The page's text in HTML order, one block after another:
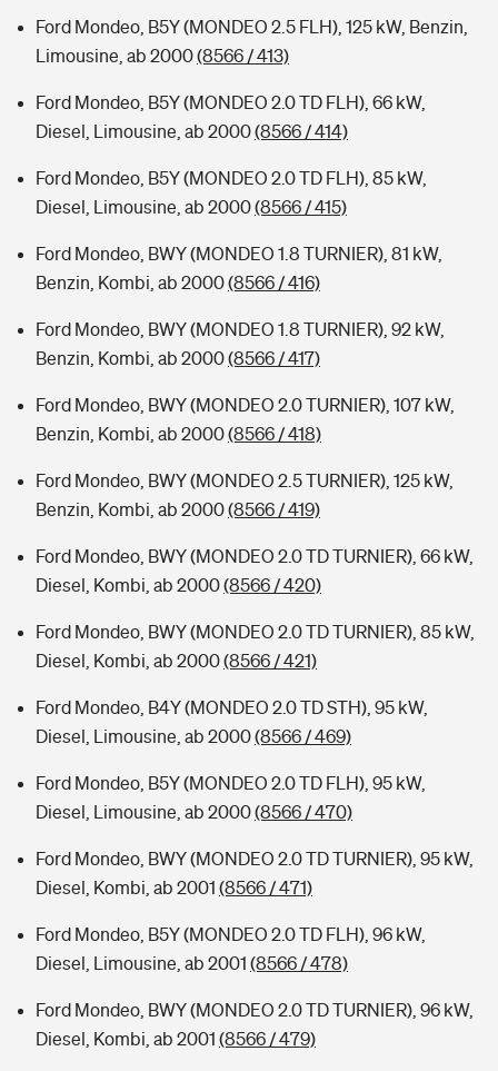
Ford Mondeo, B5Y (MONDEO 2.5 FLH), 125 kW, Benzin,
Limousine, ab 2000(8566 / 413)
Ford Mondeo, B5Y (MONDEO 2.0 TD FLH), 66 kW,
Diesel, Limousine, ab 2000(8566 / 414)
Ford Mondeo, B5Y (MONDEO 2.0 TD FLH), 85 kW,
Diesel, Limousine, ab 2000(8566 / 415)
Ford Mondeo, BWY (MONDEO 1.8 TURNIER), 81 kW,
Benzin, Kombi, ab 2000(8566 / 416)
Ford Mondeo, BWY (MONDEO 1.8 TURNIER), 92 kW,
Benzin, Kombi, ab 2000(8566 / 417)
Ford Mondeo, BWY (MONDEO 2.0 TURNIER), 107 kW,
Benzin, Kombi, ab 2000(8566 / 418)
Ford Mondeo, BWY (MONDEO 2.5 TURNIER), 125 kW,
Benzin, Kombi, ab 2000(8566 / 419)
Ford Mondeo, BWY (MONDEO 2.0 TD TURNIER), 66 kW,
Diesel, Kombi, ab 2000(8566 / 420)
Ford Mondeo, BWY (MONDEO 2.0 TD TURNIER), 85 kW,
Diesel, Kombi, ab 2000(8566 / 421)
Ford Mondeo, B4Y (MONDEO 2.0 TD STH), 95 kW,
Diesel, Limousine, ab 2000(8566 / 469)
Ford Mondeo, B5Y (MONDEO 2.0 TD FLH), 95 kW,
Diesel, Limousine, ab 2000(8566 / 470)
Ford Mondeo, BWY (MONDEO 2.0 TD TURNIER), 95 kW,
Diesel, Kombi, ab 2001 (8566 / 471)
Ford Mondeo, B5Y (MONDEO 2.0 TD FLH), 96 kW,
Diesel, Limousine, ab 2001 (8566 / 478)
Ford Mondeo, BWY (MONDEO 2.0 TD TURNIER), 96 kW,
Diesel, Kombi, ab 2001 (8566 / 479)